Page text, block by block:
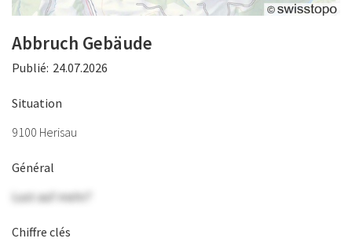
Abbruch Gebäude
Publié: 24.07.2026
Situation
9100 Herisau
Général
Lust auf mehr?
Chiffre clés